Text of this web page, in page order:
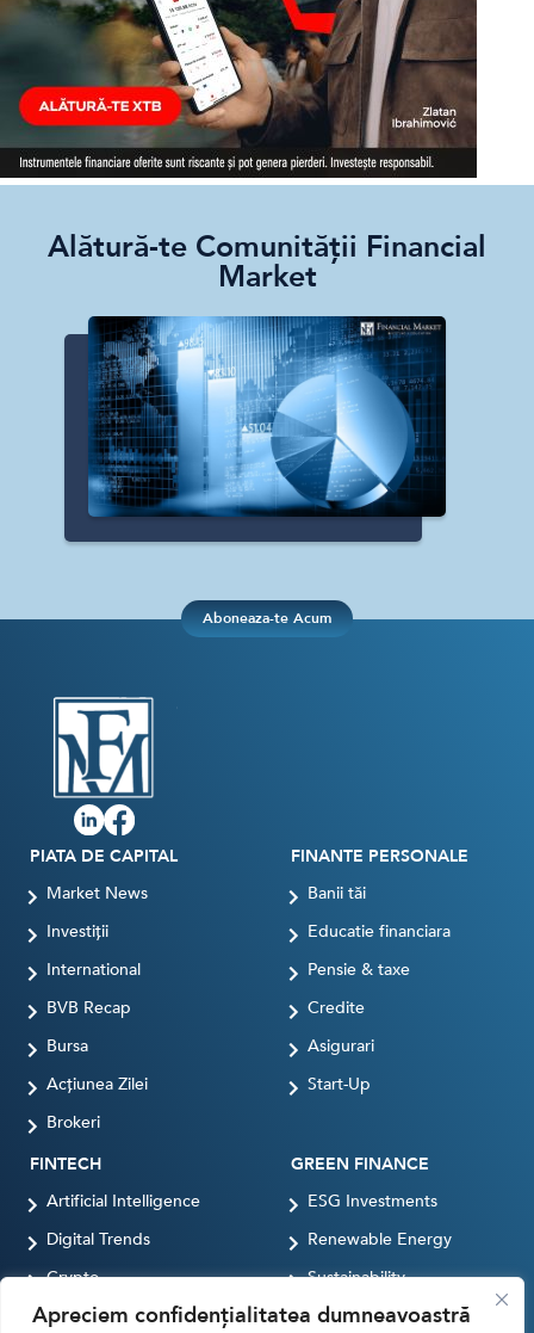
Apreciem confidențialitatea dumneavoastră
Alătură-te Comunității Financial
Market
Aboneaza-te Acum
PIATA DE CAPITAL
Market News
Investiții
International
BVB Recap
Bursa
Acțiunea Zilei
Brokeri
FINANTE PERSONALE
Banii tăi
Educatie financiara
Pensie & taxe
Credite
Asigurari
Start-Up
FINTECH
Artificial Intelligence
Digital Trends
Crypto
Digital payments
GREEN FINANCE
ESG Investments
Renewable Energy
Sustainability